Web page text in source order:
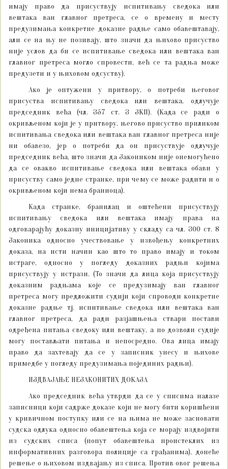
имају право да присуствују испитивању сведока или
вештака ван главног претреса, се о времену и месту
предузимања конкретне доказне радње само обавештавају,
али се на њу не позивају, што значи да њихово присуство
није услов да би се испитивање сведока или вештака ван
главног претреса могло спровести, већ се та радња може
предузети и у њиховом одсуству).
Ако је оптужени у притвору, о потреби његовог
присуства испитивању сведока или вештака, одлучује
председник већа (чл. 357 ст. 3 ЗКП). (Када се ради о
окривљеном који је у притвору, његово присуство приликом
испитивања сведока или вештака ван главног претреса није
ни обавезо, јер о потреби да он присуствује одлучује
председник већа, што значи да Закоником није онемогућено
да се овакво испитивање сведока или вештака обави у
присуству само једне странке, при чему се може радити и о
окривљеном који нема браниоца).
Када странке, бранилац и оштећени присуствују
испитивању сведока или вештака имају права на
одговарајућу доказну иницијативу у складу са чл. 300 ст. 8
Законика односно учествовање у извођењу конкретних
доказа, на исти начин као што то право имају и током
истраге, односно у погледу доказних радњи којима
присуствују у истрази. (То значи да лица која присуствују
доказним радњама које се предузимају ван главног
претреса могу предложити судији који спроводи конкретне
доказне радње тј. испитивање сведока или вештака ван
главног претреса, да ради разјашњења ствари постави
одређена питања сведоку или вештаку, а по дозволи судије
могу постављати питања и непосредно. Ова лица имају
право да захтевају да се у записник унесу и њихове
примедбе у погледу предузимања појединих радњи).
ИЗДВАЈАЊЕ НЕЗАКОНИТИХ ДОКАЗА
Ако председник већа утврди да се у списима налазе
записници који садрже доказе који не могу бити коришћени
у кривичном поступку или се на њима не може засновати
судска одлука односно обавештења која се морају издвојити
из судских списа (попут обавештења проистеклих из
информативних разговора полиције са грађанима), донеће
решење о њиховом издвајању из списа. Против овог решења